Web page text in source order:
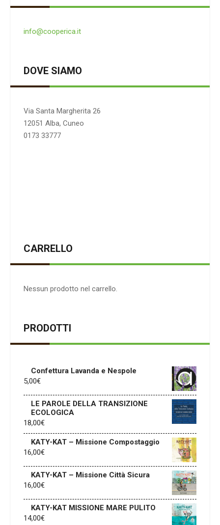
info@cooperica.it
DOVE SIAMO
Via Santa Margherita 26
12051 Alba, Cuneo
0173 33777
CARRELLO
Nessun prodotto nel carrello.
PRODOTTI
Confettura Lavanda e Nespole
5,00€
LE PAROLE DELLA TRANSIZIONE
ECOLOGICA
18,00€
KATY-KAT – Missione Compostaggio
16,00€
KATY-KAT – Missione Città Sicura
16,00€
KATY-KAT MISSIONE MARE PULITO
14,00€